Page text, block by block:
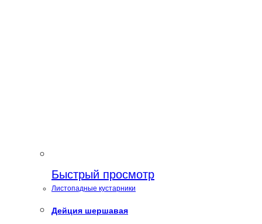
Быстрый просмотр
Листопадные кустарники
Дейция шершавая